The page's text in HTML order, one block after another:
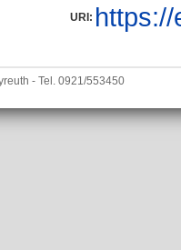
URI:
- Tel. 0921/553450